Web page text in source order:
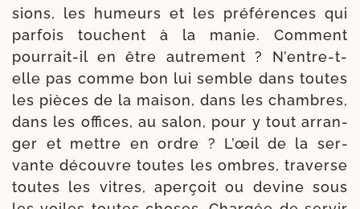
sions, les humeurs et les pré­fé­rences qui
par­fois touchent à la manie. Comment
pourrait-​il en être autre­ment ? N’entre-t-
elle pas comme bon lui semble dans toutes
les pièces de la mai­son, dans les chambres,
dans les offices, au salon, pour y tout arran­
ger et mettre en ordre ? L’œil de la ser­
vante découvre toutes les ombres, tra­verse
toutes les vitres, aper­çoit ou devine sous